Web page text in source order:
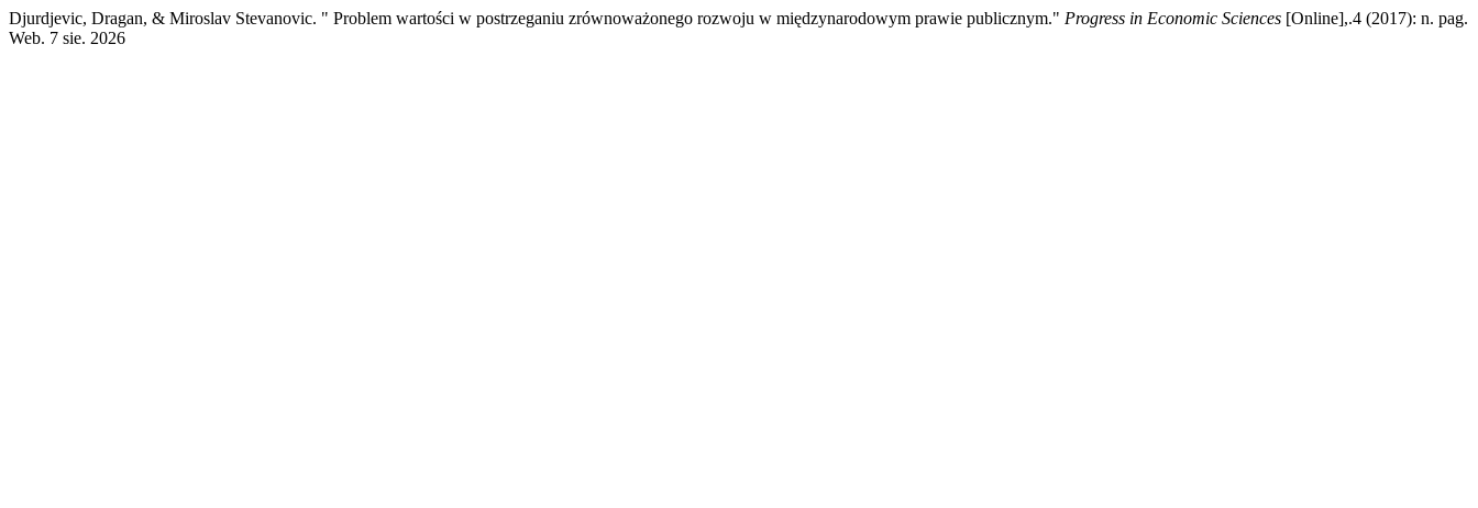
Djurdjevic, Dragan, & Miroslav Stevanovic. " Problem wartości w postrzeganiu zrównoważonego rozwoju w międzynarodowym prawie publicznym." Progress in Economic Sciences [Online],.4 (2017): n. pag.
Web. 7 sie. 2026